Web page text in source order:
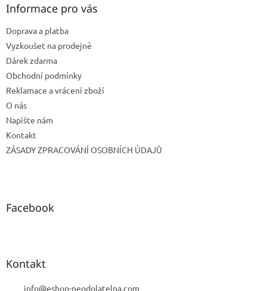
Informace pro vás
Doprava a platba
Vyzkoušet na prodejně
Dárek zdarma
Obchodní podmínky
Reklamace a vrácení zboží
O nás
Napište nám
Kontakt
ZÁSADY ZPRACOVÁNÍ OSOBNÍCH ÚDAJŮ
Facebook
Kontakt
info@eshop-neodolatelna.com